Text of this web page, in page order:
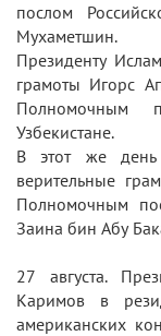
послом
Мухаметшин.
Президенту
грамоты Игорс
Полномочным
Узбекистане.
В этот же день
верительные
Полномочным
Заина бин Абу
27 августа.
Каримов в
американских